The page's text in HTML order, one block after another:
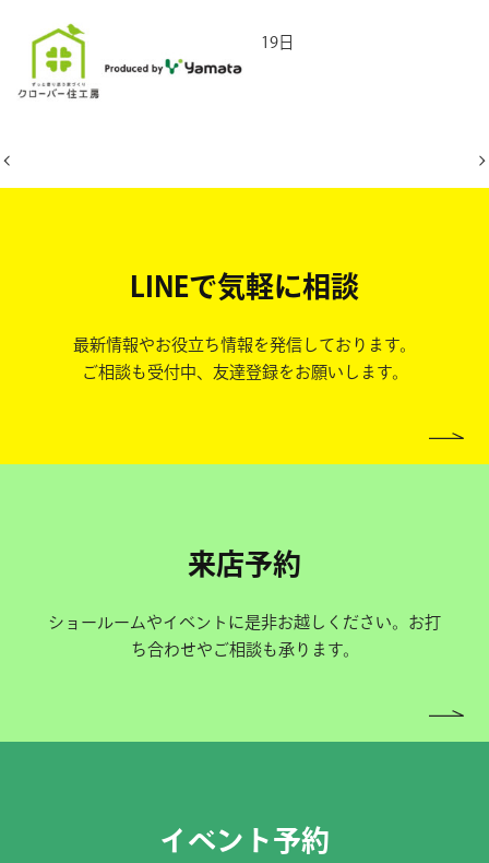
2026年5月19日
LINEで気軽に相談
最新情報やお役立ち情報を発信しております。
ご相談も受付中、友達登録をお願いします。
来店予約
ショールームやイベントに是非お越しください。お打
ち合わせやご相談も承ります。
イベント予約